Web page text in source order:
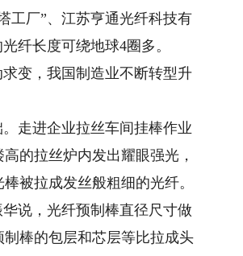
厂”、江苏亨通光纤科技有
纤长度可绕地球4圈多。
变，我国制造业不断转型升
走进企业拉丝车间挂棒作业
的拉丝炉内发出耀眼强光，
被拉成发丝般粗细的光纤。
说，光纤预制棒直径尺寸做
棒的包层和芯层等比拉成头